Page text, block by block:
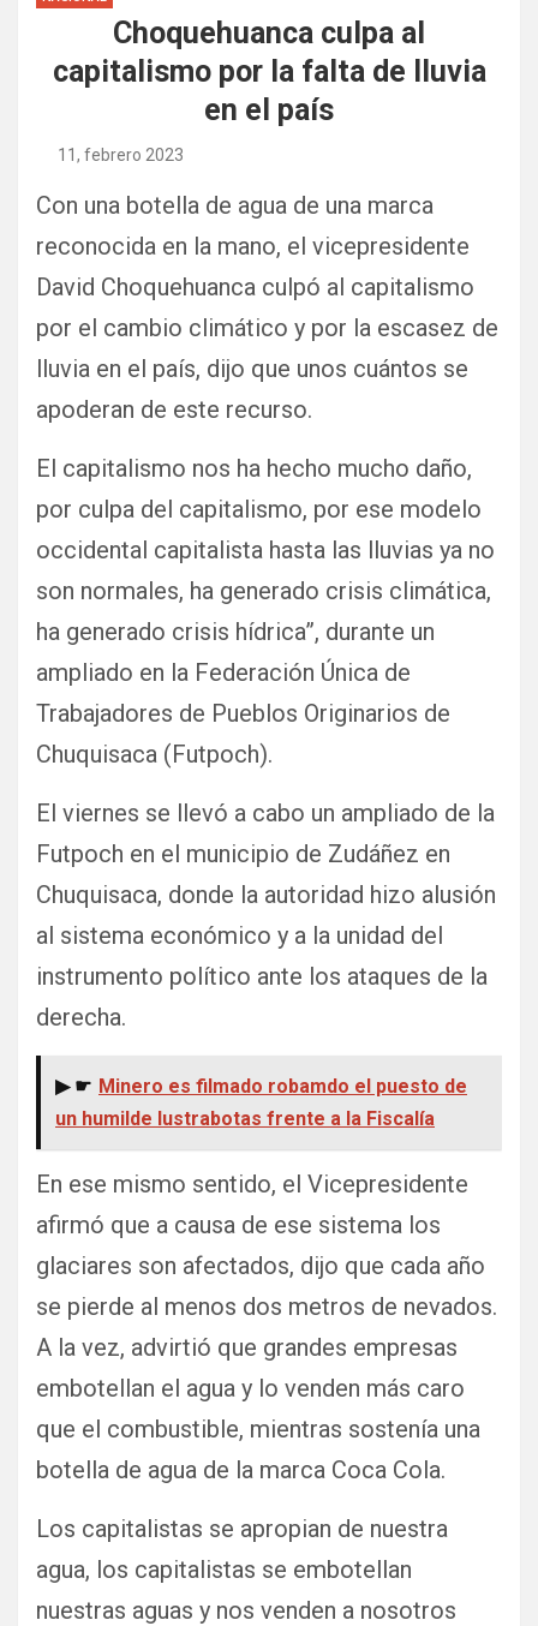
Choquehuanca culpa al
capitalismo por la falta de lluvia
en el país
11, febrero 2023
Con una botella de agua de una marca
reconocida en la mano, el vicepresidente
David Choquehuanca culpó al capitalismo
por el cambio climático y por la escasez de
lluvia en el país, dijo que unos cuántos se
apoderan de este recurso.
El capitalismo nos ha hecho mucho daño,
por culpa del capitalismo, por ese modelo
occidental capitalista hasta las lluvias ya no
son normales, ha generado crisis climática,
ha generado crisis hídrica”, durante un
ampliado en la Federación Única de
Trabajadores de Pueblos Originarios de
Chuquisaca (Futpoch).
El viernes se llevó a cabo un ampliado de la
Futpoch en el municipio de Zudáñez en
Chuquisaca, donde la autoridad hizo alusión
al sistema económico y a la unidad del
instrumento político ante los ataques de la
derecha.
▶ ☛ Minero es filmado robamdo el puesto de
un humilde lustrabotas frente a la Fiscalía
En ese mismo sentido, el Vicepresidente
afirmó que a causa de ese sistema los
glaciares son afectados, dijo que cada año
se pierde al menos dos metros de nevados.
A la vez, advirtió que grandes empresas
embotellan el agua y lo venden más caro
que el combustible, mientras sostenía una
botella de agua de la marca Coca Cola.
Los capitalistas se apropian de nuestra
agua, los capitalistas se embotellan
nuestras aguas y nos venden a nosotros